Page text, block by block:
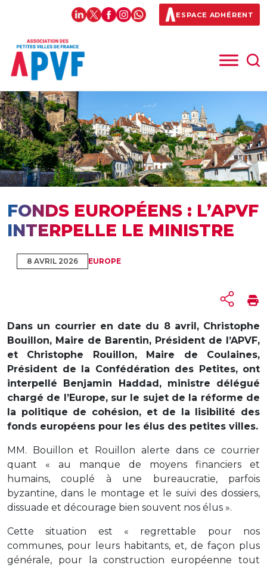
ESPACE ADHÉRENT
FONDS EUROPÉENS : L’APVF
INTERPELLE LE MINISTRE
8 AVRIL 2026 EUROPE
Dans un courrier en date du 8 avril, Christophe
Bouillon, Maire de Barentin, Président de l’APVF,
et Christophe Rouillon, Maire de Coulaines,
Président de la Confédération des Petites, ont
interpellé Benjamin Haddad, ministre délégué
chargé de l’Europe, sur le sujet de la réforme de
la politique de cohésion, et de la lisibilité des
fonds européens pour les élus des petites villes.
MM. Bouillon et Rouillon alerte dans ce courrier
quant « au manque de moyens financiers et
humains, couplé à une bureaucratie, parfois
byzantine, dans le montage et le suivi des dossiers,
dissuade et décourage bien souvent nos élus ».
Cette situation est « regrettable pour nos
communes, pour leurs habitants, et, de façon plus
générale, pour la construction européenne tout